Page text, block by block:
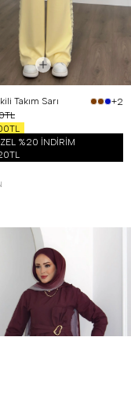
Takım Sarı
+2
%20 İNDİRİM